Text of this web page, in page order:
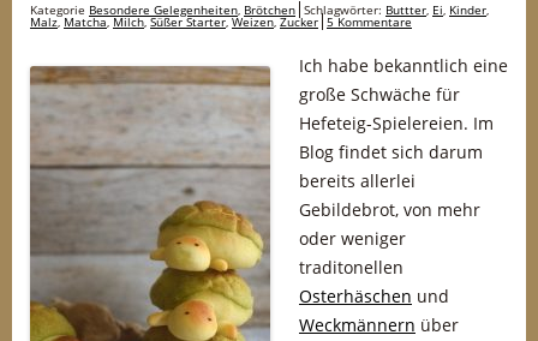
Kategorie Besondere Gelegenheiten, Brötchen Schlagwörter: Buttter, Ei, Kinder,
Malz,Matcha,Milch,Süßer Starter,Weizen,Zucker 5 Kommentare
Ich habe bekanntlich eine
große Schwäche für
Hefeteig-Spielereien. Im
Blog findet sich darum
bereits allerlei
Gebildebrot, von mehr
oder weniger
traditonellen
Osterhäschen und
Weckmännern über